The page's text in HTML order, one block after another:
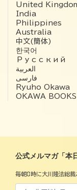
United
India
Philippines
Australia
中文(簡体)
한국어
Русский
العربية‏
فارسی
Ryuho Okawa
OKAWA BOOKS
公式メルマガ「本
毎朝8時に大川隆法総裁